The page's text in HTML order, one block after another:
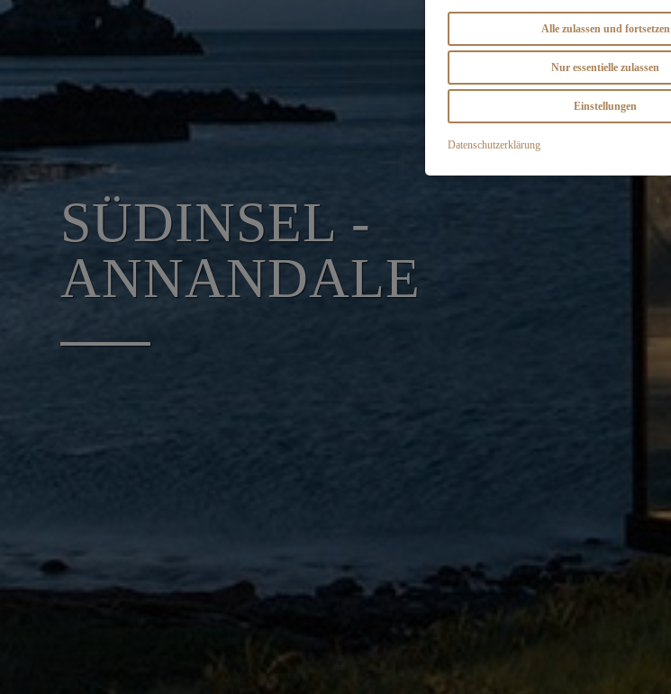
SÜDINSEL -
ANNANDALE
Alle zulassen und fortsetzen
Nur essentielle zulassen
Einstellungen
Datenschutzerklärung